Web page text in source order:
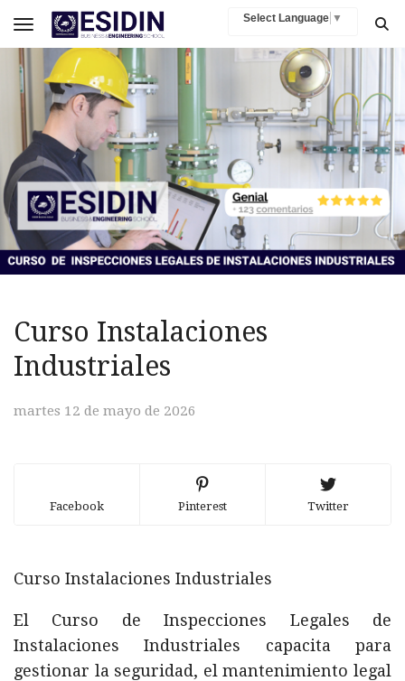
Select Language ▼
Toggle navigation
Curso Instalaciones
Industriales
martes 12 de mayo de 2026
Facebook Pinterest Twitter
Curso Instalaciones Industriales
El Curso de Inspecciones Legales de
Instalaciones Industriales capacita para
gestionar la seguridad, el mantenimiento legal